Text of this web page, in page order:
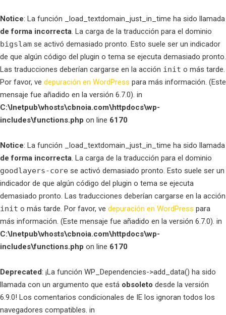
Notice: La función _load_textdomain_just_in_time ha sido llamada
de forma incorrecta. La carga de la traducción para el dominio
bigslam se activó demasiado pronto. Esto suele ser un indicador
de que algún código del plugin o tema se ejecuta demasiado pronto.
Las traducciones deberían cargarse en la acción init o más tarde.
Por favor, ve depuración en WordPress para más información. (Este
mensaje fue añadido en la versión 6.7.0). in
C:\Inetpub\vhosts\cbnoia.com\httpdocs\wp-
includes\functions.php on line 6170
Notice: La función _load_textdomain_just_in_time ha sido llamada
de forma incorrecta. La carga de la traducción para el dominio
goodlayers-core se activó demasiado pronto. Esto suele ser un
indicador de que algún código del plugin o tema se ejecuta
demasiado pronto. Las traducciones deberían cargarse en la acción
init o más tarde. Por favor, ve depuración en WordPress para
más información. (Este mensaje fue añadido en la versión 6.7.0). in
C:\Inetpub\vhosts\cbnoia.com\httpdocs\wp-
includes\functions.php on line 6170
Deprecated: ¡La función WP_Dependencies->add_data() ha sido
llamada con un argumento que está obsoleto desde la versión
6.9.0! Los comentarios condicionales de IE los ignoran todos los
navegadores compatibles. in